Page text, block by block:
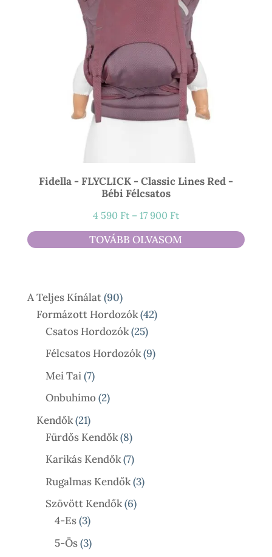
Fidella - FLYCLICK - Classic Lines Red -
Bébi Félcsatos
4 590 Ft – 17 900 FtÁrtartomány:
4
590 Ft
TOVÁBB OLVASOM
A Teljes Kínálat 9090
Termék
Formázott Hordozók 4242
Csatos Hordozók 2525
Termék
Félcsatos Hordozók 99
Mei Tai 77
Termék
Onbuhimo 22
Kendők 2121
Termék
Fürdős Kendők 88
Termék
Karikás Kendők 77
Termék
Rugalmas Kendők 33
Szövött Kendők 66
4-Es 33
Termék
5-Ös 33